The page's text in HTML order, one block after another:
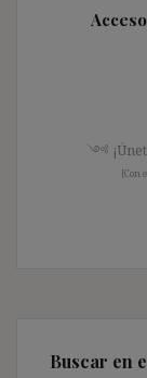
༺
[Con
Buscar en